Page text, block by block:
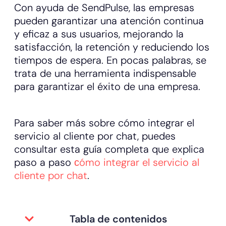
Con ayuda de SendPulse, las empresas
pueden garantizar una atención continua
y eficaz a sus usuarios, mejorando la
satisfacción, la retención y reduciendo los
tiempos de espera. En pocas palabras, se
trata de una herramienta indispensable
para garantizar el éxito de una empresa.
Para saber más sobre cómo integrar el
servicio al cliente por chat, puedes
consultar esta guía completa que explica
paso a paso сómo integrar el servicio al
cliente por chat.
Tabla de contenidos